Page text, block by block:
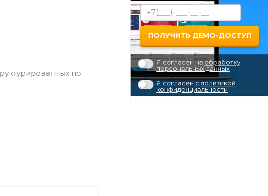
Я согласен наобработку
персональных данных
Я согласен сполитикой
конфиденциальности
по